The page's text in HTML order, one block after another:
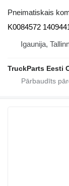
Pneimatiskais
K0084572
Igaunija,
TruckParts Eesti